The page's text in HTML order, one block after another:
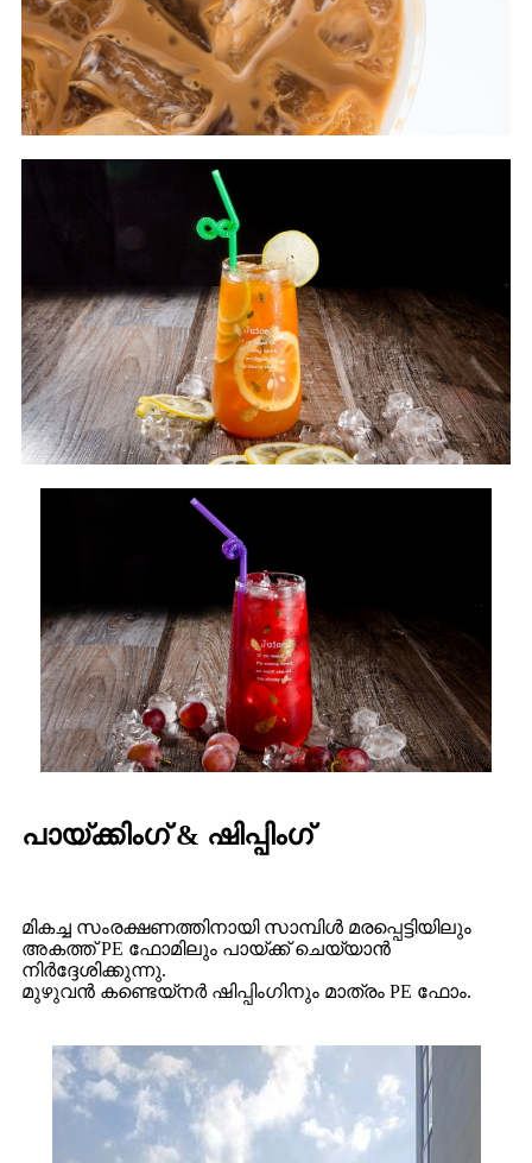
പായ്ക്കിംഗ് & ഷിപ്പിംഗ്
മികച്ച സംരക്ഷണത്തിനായി സാമ്പിൾ മരപ്പെട്ടിയിലും
അകത്ത് PE ഫോമിലും പായ്ക്ക് ചെയ്യാൻ
നിർദ്ദേശിക്കുന്നു.
മുഴുവൻ കണ്ടെയ്നർ ഷിപ്പിംഗിനും മാത്രം PE ഫോം.